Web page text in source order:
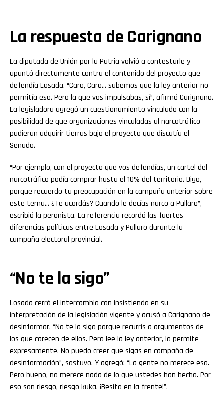
La respuesta de Carignano
La diputada de Unión por la Patria volvió a contestarle y
apuntó directamente contra el contenido del proyecto que
defendía Losada. “Caro, Caro… sabemos que la ley anterior no
permitía eso. Pero la que vos impulsabas, sí”, afirmó Carignano.
La legisladora agregó un cuestionamiento vinculado con la
posibilidad de que organizaciones vinculadas al narcotráfico
pudieran adquirir tierras bajo el proyecto que discutía el
Senado.
“Por ejemplo, con el proyecto que vos defendías, un cartel del
narcotráfico podía comprar hasta el 10% del territorio. Digo,
porque recuerdo tu preocupación en la campaña anterior sobre
este tema… ¿Te acordás? Cuando le decías narco a Pullaro”,
escribió la peronista. La referencia recordó las fuertes
diferencias políticas entre Losada y Pullaro durante la
campaña electoral provincial.
“No te la sigo”
Losada cerró el intercambio con insistiendo en su
interpretación de la legislación vigente y acusó a Carignano de
desinformar. “No te la sigo porque recurrís a argumentos de
los que carecen de ellos. Pero lee la ley anterior, lo permite
expresamente. No puedo creer que sigas en campaña de
desinformación”, sostuvo. Y agregó: “La gente no merece eso.
Pero bueno, no merece nada de lo que ustedes han hecho. Por
eso son riesgo, riesgo kuka. ¡Besito en la frente!”.